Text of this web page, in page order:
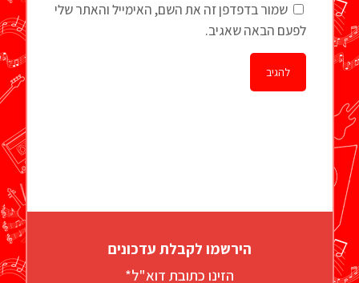
שמור בדפדפן זה את השם, האימייל והאתר שלי
לפעם הבאה שאגיב.
הירשמו לקבלת עדכונים
הזינו כתובת דוא"ל*